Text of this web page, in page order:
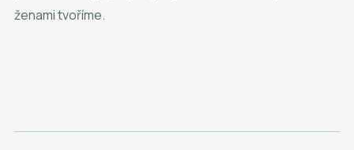
ženami tvoříme.